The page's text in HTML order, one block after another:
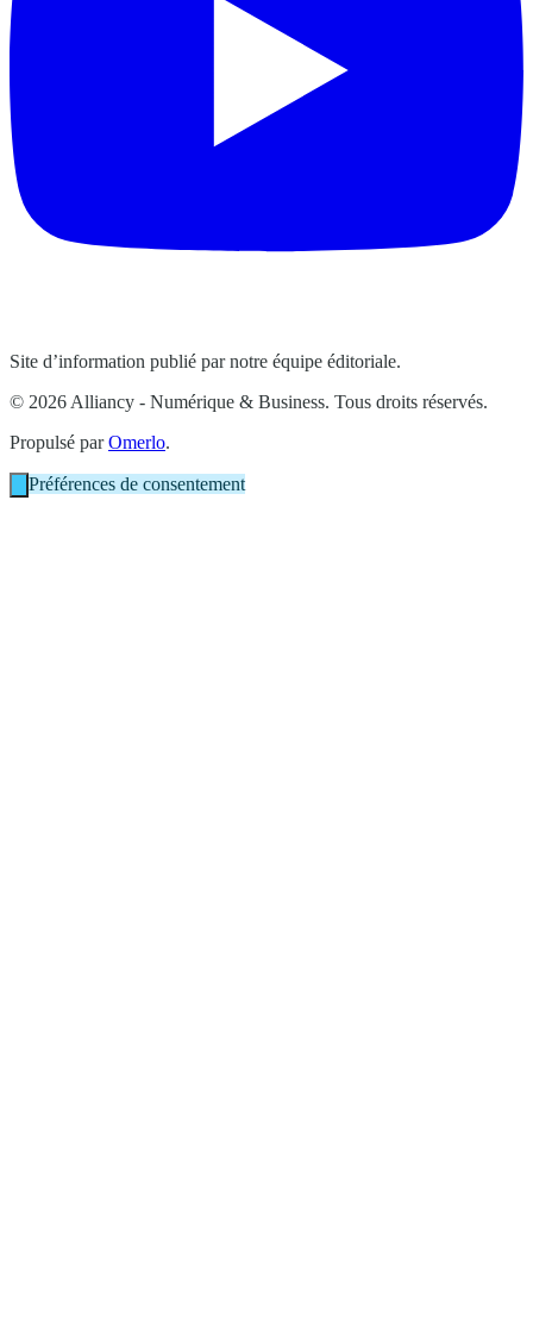
Site d’information publié par notre équipe éditoriale.
© 2026 Alliancy - Numérique & Business. Tous droits réservés.
Propulsé parOmerlo.
Préférences de consentement